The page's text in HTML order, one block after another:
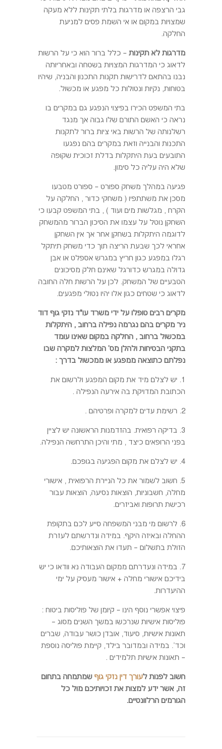
גבי הרצפה או מדרגות בלתי תקינות ללא מעקה
שמצויות במקום או אי השמת פסים למניעת
החלקה.
מדרגות לא תקינות – כלל ברור הוא כי על הרשות
לדאוג כי המדרגות המצויות בשטחה ובאחריותה
נבנו בהתאם לדרישות תקנות התכנון והבניה, שיהיו
בטוחות, נקיות ונטולות כל מפגע או מכשול.
בתי המשפט הכירו בפיצוי הנפגע גם במקרים בו
נראה כי האשם התורם שלו גבוה אך מנגד
רשלנותה של הרשות באי ציות ברור לתקנות
התכנות והבנייה וזאת במקרים בהם נפגעו
התובעים בעת היתקלות בדלת זכוכית שקופה
שלא היה עליה כל סימון.
פגיעה במהלך משחק ספורט – ספורט מטבעו
מסכן את משתתפיו ( משחקי כדור , החלקה על
הקרח , מגלשות מים ועוד ) , בתי המשפט קבעו כי
השחקן נוטל על עצמו את הסיכון הברור מהמשחק
לדוגמה היתקלות בשחקן אחר אך אין השחקן
אחראי לכך שבעת הריצה תוך כדי משחק תיתקל
רגלו במפגע כגון חריץ במגרש אספלט או אבן
גדולה במגרש כדורגל שאינם חלק מסיכונים
הטבעיים של המשחק. לכן על הרשות חלה החובה
לדאוג כי שטחים כגון אלו יהיו נטולי מפגעים.
מקרים רבים טופלו על ידי משרד עו"ד נזקי גוף דוד
ניר מקרים בהם נגרמה נפילה ברחוב , היתקלות
במכשול ברחוב , החלקה במקום שאינו עומד
בתקני הבטיחות ולהלן מס' המלצות למקרה שבו
נפלתם כתוצאה ממפגע או ממכשול בדרך :
1. יש לצלם מיד את מקום המפגע ולרשום את
הכתובת המדויקת בה אירעה הנפילה .
2. רשימת עדים למקרה ופרטיהם .
3. בדיקה רפואית. בהזדמנות הראשונה יש לציין
בפני הרופאים כיצד , מתי והיכן התרחשה הנפילה.
4. יש לצלם את מקום הפגיעה בגופכם.
5. חשוב לשמור את כל הניירת הרפואית , אישורי
מחלה, חשבוניות, הוצאות נסיעה, הוצאות עבור
רכישת תרופות ואביזרים.
6. לרשום מי מבני המשפחה סייע לכם בתקופת
ההחלה ובאיזה היקף. במידה ונדרשתם לעזרת
הזולת בתשלום – תעדו את הוצאותיכם.
7. במידה ונעדרתם ממקום העבודה נא וודאו כי יש
בידיכם אישורי מחלה + אישור מעסיק על ימי
ההיעדרות.
פיצוי אפשרי נוסף הינו – קיומן של פוליסות ביטוח :
פוליסות אישיות שנרכשו במשך השנים מסוג –
תאונות אישיות, סיעוד, אובדן כושר עבודה, שברים
וכד'. במידה ובמדובר בילד, קיימת פוליסה נוספת
– תאונות אישיות תלמידים .
חשוב לפנות לעורך דין נזקי גוף שמתמחה בתחום
זה, אשר ידע למצות את זכויותיכם מול כל
הגורמים הרלוונטיים.